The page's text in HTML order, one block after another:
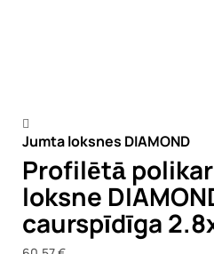
Jumta loksnes DIAMOND
Profilētā
loksne
caurspīdīga